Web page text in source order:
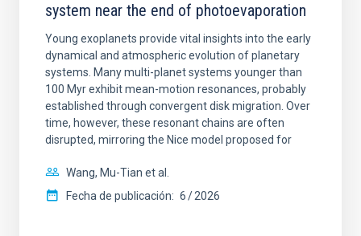
system near the end of photoevaporation
Young exoplanets provide vital insights into the early
dynamical and atmospheric evolution of planetary
systems. Many multi-planet systems younger than
100 Myr exhibit mean-motion resonances, probably
established through convergent disk migration. Over
time, however, these resonant chains are often
disrupted, mirroring the Nice model proposed for
Wang, Mu-Tian et al.
Fecha de publicación: 6 2026